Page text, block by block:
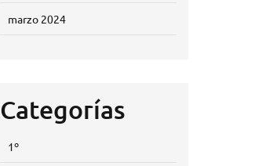
marzo 2024
Categorías
1º